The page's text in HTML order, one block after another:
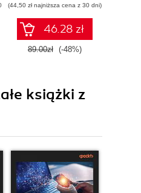
aplikacji. Wydanie
II
(44,50 zł najniższa cena z 30 dni)
46.28 zł
89.00zł (-48%)
książki z